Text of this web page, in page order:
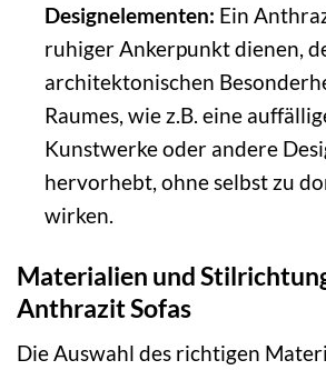
Designelementen: Ein
ruhiger Ankerpunkt dienen,
architektonischen
Raumes, wie z.B. eine
Kunstwerke oder andere
hervorhebt, ohne selbst zu
wirken.
Materialien und
Anthrazit Sofas
Die Auswahl des richtigen